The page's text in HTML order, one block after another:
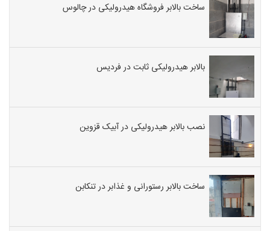
ساخت بالابر فروشگاه هیدرولیکی در چالوس
بالابر هیدرولیکی ثابت در فردیس
نصب بالابر هیدرولیکی در آبیک قزوین
ساخت بالابر رستورانی و غذابر در تنکابن